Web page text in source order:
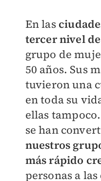
En las
tercer nivel
grupo de
50 años. Sus
tuvieron una
en toda su
ellas
se han
nuestros
más rápido
personas a